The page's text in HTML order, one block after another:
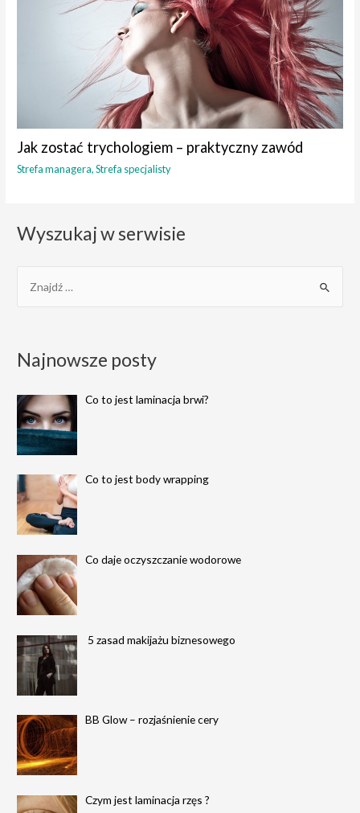
Jak zostać trychologiem – praktyczny zawód
Strefa managera,Strefa specjalisty
Wyszukaj w serwisie
c
f
o
r
:
Najnowsze posty
Co to jest laminacja brwi?
Co to jest body wrapping
Co daje oczyszczanie wodorowe
5 zasad makijażu biznesowego
BB Glow – rozjaśnienie cery
Czym jest laminacja rzęs ?